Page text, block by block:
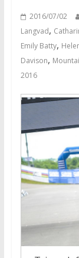
2016/07/02
Langvad,
Emily Batty,
Davison,
2016